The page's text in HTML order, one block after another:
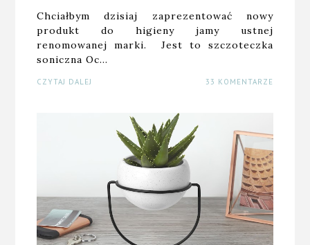
Chciałbym dzisiaj zaprezentować nowy
produkt do higieny jamy ustnej
renomowanej marki. Jest to szczoteczka
soniczna Oc…
CZYTAJ DALEJ 33 KOMENTARZE